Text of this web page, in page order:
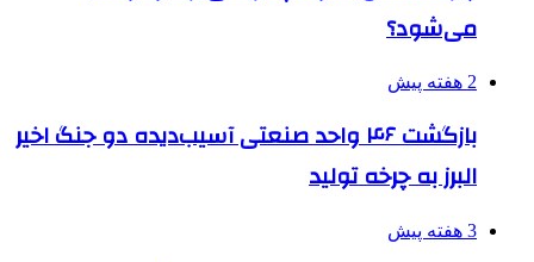
می‌شود؟
2 هفته پیش
بازگشت ۴۶ واحد صنعتی آسیب‌دیده دو جنگ اخیر
البرز به چرخه تولید
3 هفته پیش